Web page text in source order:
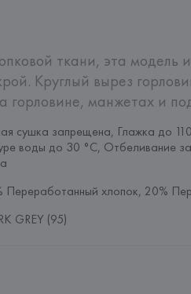
ткани, эта модель
Круглый вырез
горловине, манжетах и
сушка запрещена, Глажка до
воды до 30 °C, Отбеливание
Переработанный хлопок, 20%
GREY (95)